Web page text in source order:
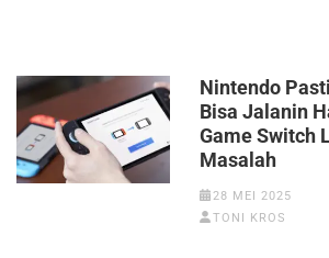
Nintendo
Bisa Jalanin
Game Switch
Masalah
28 MEI 2025
TONI KROS